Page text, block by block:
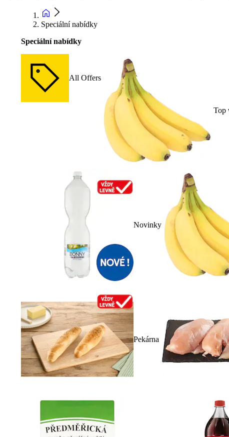
Speciální nabídky
Speciální nabídky
All Offers
Top
Novinky
Pekárna